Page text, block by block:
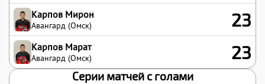
Карпов Мирон
Авангард (Омск) 23
Карпов Марат
Авангард (Омск) 23
Серии матчей с голами